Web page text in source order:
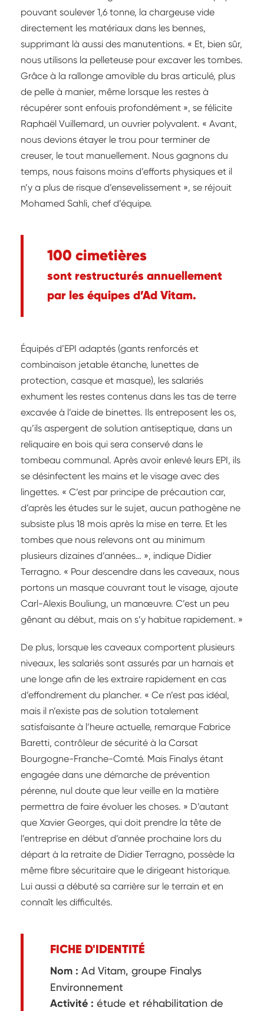
pouvant soulever 1,6 tonne, la chargeuse vide
directement les matériaux dans les bennes,
supprimant là aussi des manutentions. « Et, bien sûr,
nous utilisons la pelleteuse pour excaver les tombes.
Grâce à la rallonge amovible du bras articulé, plus
de pelle à manier, même lorsque les restes à
récupérer sont enfouis profondément », se félicite
Raphaël Vuillemard, un ouvrier polyvalent. « Avant,
nous devions étayer le trou pour terminer de
creuser, le tout manuellement. Nous gagnons du
temps, nous faisons moins d’efforts physiques et il
n’y a plus de risque d’ensevelissement », se réjouit
Mohamed Sahli, chef d’équipe.
100 cimetières
sont restructurés annuellement
par les équipes d’Ad Vitam.
Équipés d’EPI adaptés (gants renforcés et
combinaison jetable étanche, lunettes de
protection, casque et masque), les salariés
exhument les restes contenus dans les tas de terre
excavée à l’aide de binettes. Ils entreposent les os,
qu’ils aspergent de solution antiseptique, dans un
reliquaire en bois qui sera conservé dans le
tombeau communal. Après avoir enlevé leurs EPI, ils
se désinfectent les mains et le visage avec des
lingettes. « C’est par principe de précaution car,
d’après les études sur le sujet, aucun pathogène ne
subsiste plus 18 mois après la mise en terre. Et les
tombes que nous relevons ont au minimum
plusieurs dizaines d’années… », indique Didier
Terragno. « Pour descendre dans les caveaux, nous
portons un masque couvrant tout le visage, ajoute
Carl-Alexis Bouliung, un manœuvre. C’est un peu
gênant au début, mais on s’y habitue rapidement. »
De plus, lorsque les caveaux comportent plusieurs
niveaux, les salariés sont assurés par un harnais et
une longe afin de les extraire rapidement en cas
d’effondrement du plancher. « Ce n’est pas idéal,
mais il n’existe pas de solution totalement
satisfaisante à l’heure actuelle, remarque Fabrice
Baretti, contrôleur de sécurité à la Carsat
Bourgogne-Franche-Comté. Mais Finalys étant
engagée dans une démarche de prévention
pérenne, nul doute que leur veille en la matière
permettra de faire évoluer les choses. » D’autant
que Xavier Georges, qui doit prendre la tête de
l’entreprise en début d’année prochaine lors du
départ à la retraite de Didier Terragno, possède la
même fibre sécuritaire que le dirigeant historique.
Lui aussi a débuté sa carrière sur le terrain et en
connaît les difficultés.
FICHE D'IDENTITÉ
Nom : Ad Vitam, groupe Finalys
Environnement
Activité : étude et réhabilitation de